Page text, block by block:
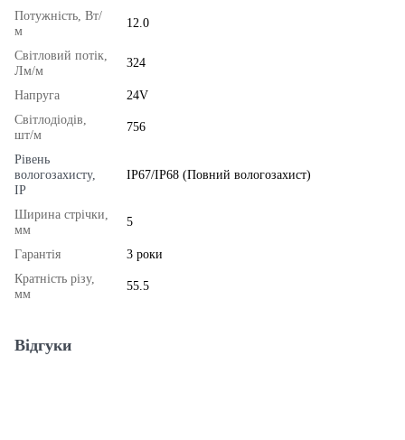
Потужність, Вт/
м
12.0
Світловий потік,
Лм/м
324
Напруга
24V
Світлодіодів,
шт/м
756
Рівень
вологозахисту,
IP
IP67/IP68 (Повний вологозахист)
Ширина стрічки,
мм
5
Гарантія
3 роки
Кратність різу,
мм
55.5
Відгуки